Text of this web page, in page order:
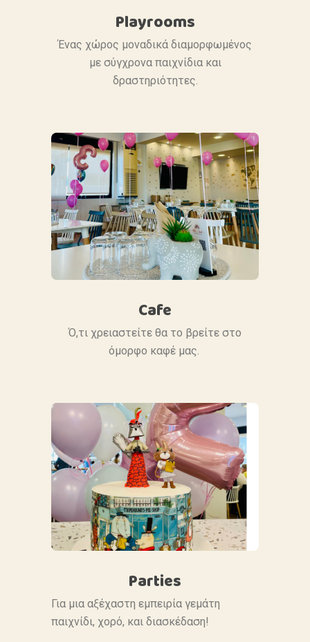
Playrooms
Ένας χώρος μοναδικά διαμορφωμένος
με σύγχρονα παιχνίδια και
δραστηριότητες.
Cafe
Ό,τι χρειαστείτε θα το βρείτε στο
όμορφο καφέ μας.
Parties
Για μια αξέχαστη εμπειρία γεμάτη
παιχνίδι, χορό, και διασκέδαση!